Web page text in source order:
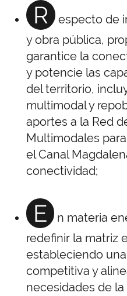
R
especto de
y obra pública,
garantice la
y potencie las
del territorio,
multimodal y
aportes a la Red
Multimodales
el Canal
conectividad;
E
n materia
redefinir la matriz
estableciendo
competitiva y
necesidades de